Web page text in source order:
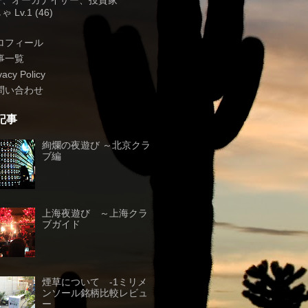
Lv.1 (46)
フィール
一覧
Policy
い合わせ
事
絢爛の夜遊び ～北京クラ
ブ編
上海夜遊び ～上海クラ
ブガイド
煙草について -1ミリメ
ンソール銘柄比較レビュ
ー